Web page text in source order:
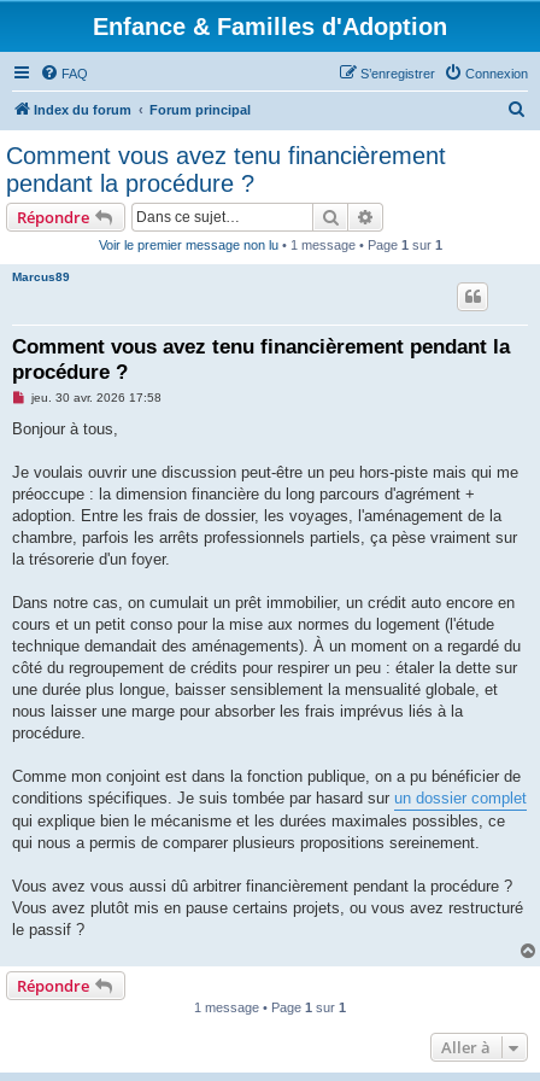
Enfance & Familles d'Adoption
FAQ Connexion
S’enregistrer
Index du forum Forum principal
Comment vous avez tenu financièrement
pendant la procédure ?
Répondre Rechercher
Voir le premier message non lu• 1 message • Page 1 sur 1
Marcus89
Comment vous avez tenu financièrement pendant la
procédure ?
M
s
g
n
o
l
u
jeu. 30 avr. 2026 17:58
Bonjour à tous,
Je voulais ouvrir une discussion peut-être un peu hors-piste mais qui me
préoccupe : la dimension financière du long parcours d'agrément +
adoption. Entre les frais de dossier, les voyages, l'aménagement de la
chambre, parfois les arrêts professionnels partiels, ça pèse vraiment sur
la trésorerie d'un foyer.
Dans notre cas, on cumulait un prêt immobilier, un crédit auto encore en
cours et un petit conso pour la mise aux normes du logement (l'étude
technique demandait des aménagements). À un moment on a regardé du
côté du regroupement de crédits pour respirer un peu : étaler la dette sur
une durée plus longue, baisser sensiblement la mensualité globale, et
nous laisser une marge pour absorber les frais imprévus liés à la
procédure.
Comme mon conjoint est dans la fonction publique, on a pu bénéficier de
conditions spécifiques. Je suis tombée par hasard sur un dossier complet
qui explique bien le mécanisme et les durées maximales possibles, ce
qui nous a permis de comparer plusieurs propositions sereinement.
Vous avez vous aussi dû arbitrer financièrement pendant la procédure ?
Vous avez plutôt mis en pause certains projets, ou vous avez restructuré
le passif ?
Répondre
1 message • Page 1 sur 1
Aller à